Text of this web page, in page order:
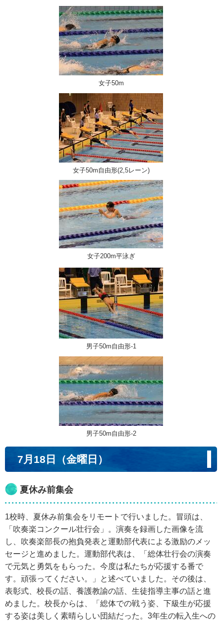
女子50m
女子50m自由形(2,5レーン)
女子200m平泳ぎ
男子50m自由形-1
男子50m自由形-2
7月18日（金曜日）
夏休み前集会
1校時、夏休み前集会をリモートで行いました。冒頭は、
「吹奏楽コンクール壮行会」。演奏を録画した画像を流
し、吹奏楽部長の抱負発表と運動部代表による激励のメッ
セージと進めました。運動部代表は、「総体壮行会の演奏
で元気と勇気をもらった。今度は私たちが応援する番で
す。頑張ってください。」と述べていました。その後は、
表彰式、校長の話、養護教諭の話、生徒指導主事の話と進
めました。校長からは、「総体での戦う姿、下級生が応援
する姿は美しく素晴らしい団結だった。3年生の転入生への